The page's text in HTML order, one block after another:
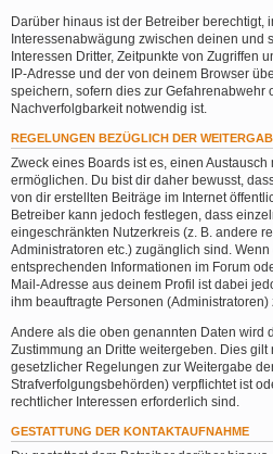
Darüber hinaus ist der Betreiber berechtigt,
Interessenabwägung zwischen deinen und
Interessen Dritter, Zeitpunkte von Zugriffen
IP-Adresse und der von deinem Browser
speichern, sofern dies zur Gefahrenabwehr
Nachverfolgbarkeit notwendig ist.
REGELUNGEN BEZÜGLICH DER
Zweck eines Boards ist es, einen
ermöglichen. Du bist dir daher bewusst,
von dir erstellten Beiträge im Internet
Betreiber kann jedoch festlegen, dass
eingeschränkten Nutzerkreis (z. B. andere
Administratoren etc.) zugänglich sind.
entsprechenden Informationen im Forum
Mail-Adresse aus deinem Profil ist dabei
ihm beauftragte Personen (Administratoren)
Andere als die oben genannten Daten wird
Zustimmung an Dritte weitergeben. Dies gilt
gesetzlicher Regelungen zur Weitergabe
Strafverfolgungsbehörden) verpflichtet ist
rechtlicher Interessen erforderlich sind.
GESTATTUNG DER KONTAKTAUFNAHME